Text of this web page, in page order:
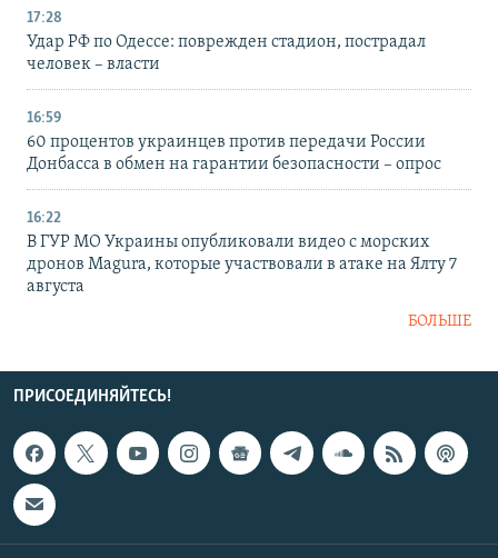
17:28
Удар РФ по Одессе: поврежден стадион, пострадал
человек – власти
16:59
60 процентов украинцев против передачи России
Донбасса в обмен на гарантии безопасности – опрос
16:22
В ГУР МО Украины опубликовали видео с морских
дронов Magura, которые участвовали в атаке на Ялту 7
августа
БОЛЬШЕ
ПРИСОЕДИНЯЙТЕСЬ!